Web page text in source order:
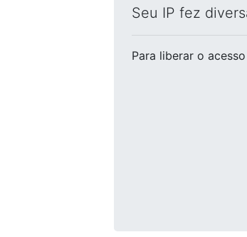
Seu IP fez
Para liberar o acesso